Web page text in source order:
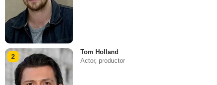
2
Tom Holland
Actor, productor